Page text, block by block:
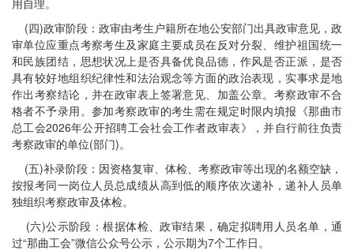
用自理。
(四)政审阶段：政审由考生户籍所在地公安部门出具政审意见，政
审单位应重点考察考生及家庭主要成员在反对分裂、维护祖国统一
和民族团结，思想状况上是否具备优良品德，作风是否正派，是否
具有较好地组织纪律性和法治观念等方面的政治表现，实事求是地
作出考察结论，并在政审表上签署意见、加盖公章。考察政审不合
格者不予录用。参加考察政审的考生需在规定时限内填报《那曲市
总工会2026年公开招聘工会社会工作者政审表》，并自行前往负责
考察政审的单位(部门)。
(五)补录阶段：因资格复审、体检、考察政审等出现的名额空缺，
按报考同一岗位人员总成绩从高到低的顺序依次递补，递补人员单
独组织考察政审及体检。
(六)公示阶段：根据体检、政审结果，确定拟聘用人员名单，通
过“那曲工会”微信公众号公示，公示期为7个工作日。